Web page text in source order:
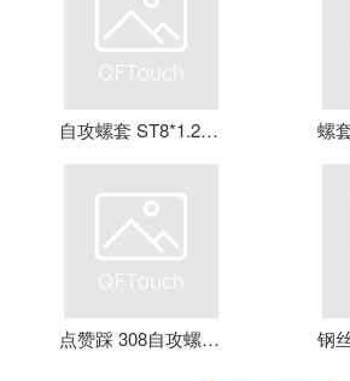
自攻螺套 ST8*1.25*16 钢丝螺套 牙套 护套 元亨机械
点赞踩 308自攻螺套 元亨机械 铝合金 不锈钢 可定制 加强螺纹